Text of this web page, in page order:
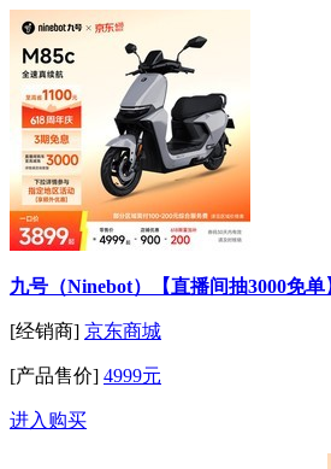
九号（Ninebot）【直播间抽3000免
[经销商] 京东商城
[产品售价] 4999元
进入购买